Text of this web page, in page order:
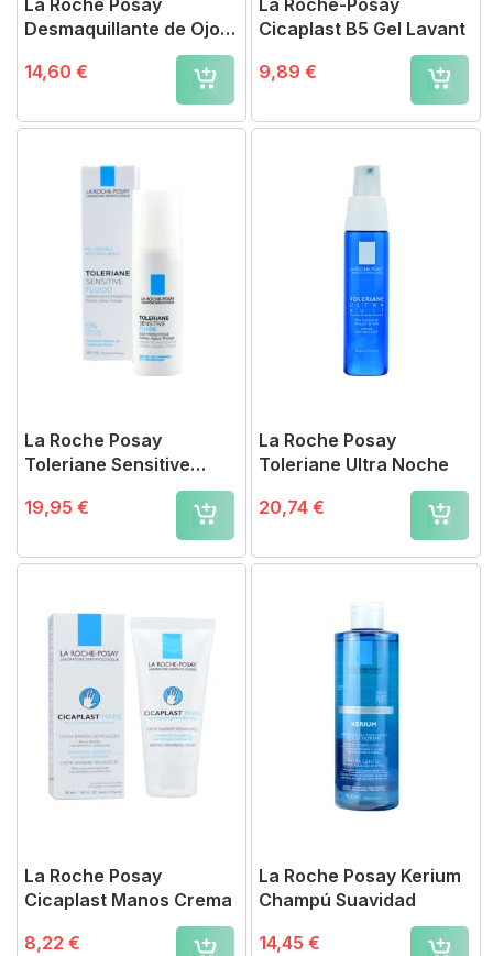
La Roche Posay
Desmaquillante de Ojos
Resistente al Agua
14,60 €
La Roche-Posay
Cicaplast B5 Gel Lavant
9,89 €
La Roche Posay
Toleriane Sensitive
19,95 €
La Roche Posay
Toleriane Ultra Noche
20,74 €
La Roche Posay
Cicaplast Manos Crema
8,22 €
La Roche Posay Kerium
Champú Suavidad
14,45 €